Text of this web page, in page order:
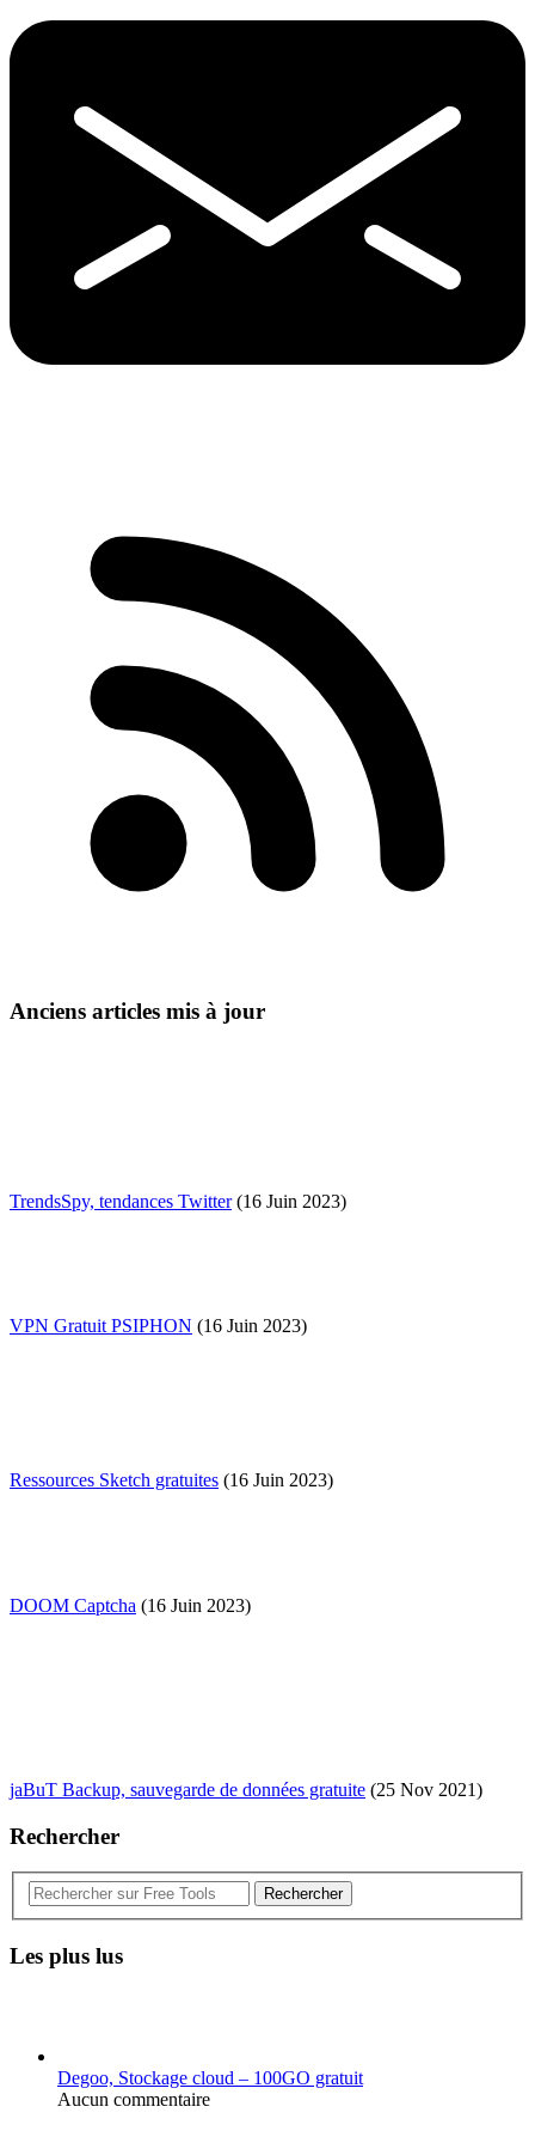
Anciens articles mis à jour
TrendsSpy, tendances Twitter(16 Juin 2023)
VPN Gratuit PSIPHON (16 Juin 2023)
Ressources Sketch gratuites (16 Juin 2023)
DOOM Captcha (16 Juin 2023)
jaBuT Backup, sauvegarde de données gratuite (25 Nov 2021)
Rechercher
Rechercher
Les plus lus
Degoo, Stockage cloud – 100GO gratuit
Aucun commentaire